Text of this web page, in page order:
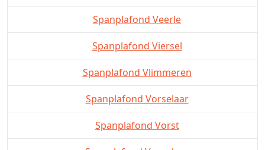
Spanplafond Veerle
Spanplafond Viersel
Spanplafond Vlimmeren
Spanplafond Vorselaar
Spanplafond Vorst